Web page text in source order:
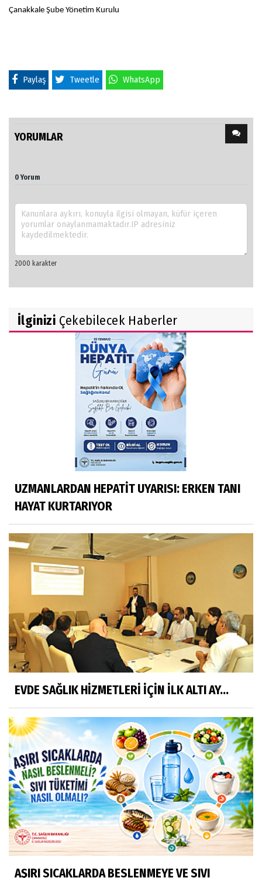
Çanakkale Şube Yönetim Kurulu
Paylaş Tweetle WhatsApp
YORUMLAR
0 Yorum
İlginizi Çekebilecek Haberler
UZMANLARDAN HEPATİT UYARISI: ERKEN TANI
HAYAT KURTARIYOR
EVDE SAĞLIK HİZMETLERİ İÇİN İLK ALTI AY...
AŞIRI SICAKLARDA BESLENMEYE VE SIVI